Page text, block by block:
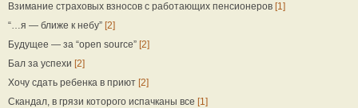
Взимание страховых взносов с работающих пенсионеров [1]
“…я — ближе к небу” [2]
Будущее — за “open source” [2]
Бал за успехи [2]
Хочу сдать ребенка в приют [2]
Скандал, в грязи которого испачканы все [1]